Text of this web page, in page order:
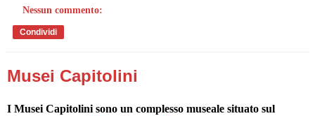
Nessun commento:
Condividi
Musei Capitolini
I Musei Capitolini sono un complesso museale situato sul